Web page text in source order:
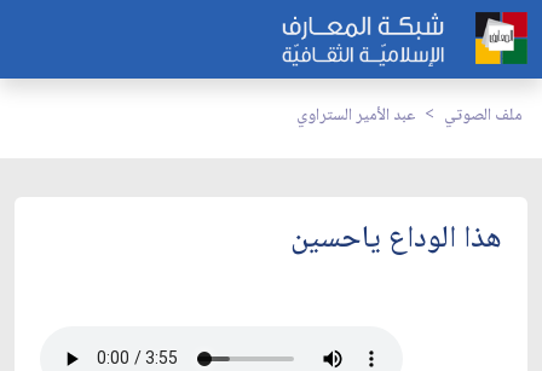
ملف الصوتي عبد الأمير الستراوي
هذا الوداع ياحسين